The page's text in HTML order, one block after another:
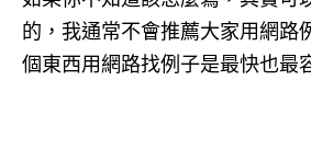
的，我通常不會推薦大家用網路
個東西用網路找例子是最快也最